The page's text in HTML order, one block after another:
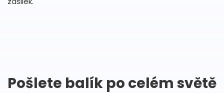
Pošlete balík po celém světě